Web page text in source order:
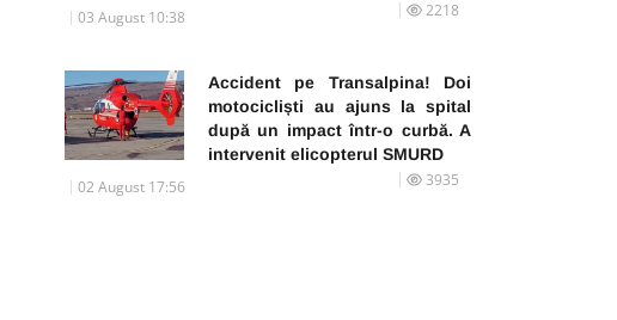
03 August 10:38 2218
Accident pe Transalpina! Doi
motocicliști au ajuns la spital
după un impact într-o curbă. A
intervenit elicopterul SMURD
02 August 17:56 3935